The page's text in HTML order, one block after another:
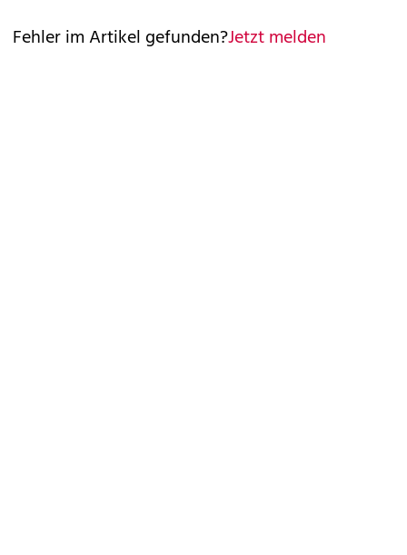
Fehler im Artikel gefunden?Jetzt melden